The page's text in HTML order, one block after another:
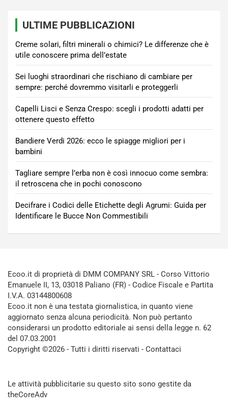
ULTIME PUBBLICAZIONI
Creme solari, filtri minerali o chimici? Le differenze che è
utile conoscere prima dell’estate
Sei luoghi straordinari che rischiano di cambiare per
sempre: perché dovremmo visitarli e proteggerli
Capelli Lisci e Senza Crespo: scegli i prodotti adatti per
ottenere questo effetto
Bandiere Verdi 2026: ecco le spiagge migliori per i
bambini
Tagliare sempre l’erba non è così innocuo come sembra:
il retroscena che in pochi conoscono
Decifrare i Codici delle Etichette degli Agrumi: Guida per
Identificare le Bucce Non Commestibili
Ecoo.it di proprietà di DMM COMPANY SRL - Corso Vittorio
Emanuele II, 13, 03018 Paliano (FR) - Codice Fiscale e Partita
I.V.A. 03144800608
Ecoo.it non è una testata giornalistica, in quanto viene
aggiornato senza alcuna periodicità. Non può pertanto
considerarsi un prodotto editoriale ai sensi della legge n. 62
del 07.03.2001
Copyright ©2026 - Tutti i diritti riservati - Contattaci
Le attività pubblicitarie su questo sito sono gestite da
theCoreAdv